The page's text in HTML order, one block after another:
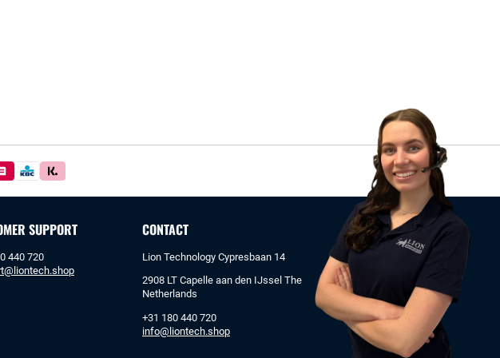
SUPPORT
440 720
CONTACT
Lion Technology Cypresbaan 14
2908 LT Capelle aan den IJssel The
Netherlands
+31 180 440 720
info@liontech.shop